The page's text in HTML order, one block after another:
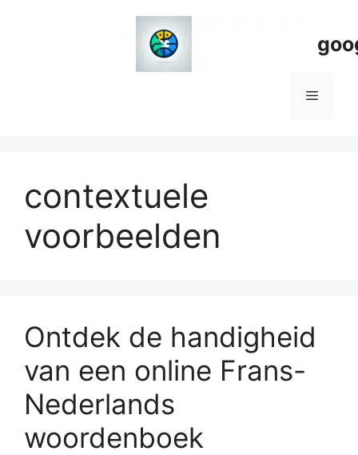
Menu
contextuele
voorbeelden
Ontdek de handigheid
van een online Frans-
Nederlands
woordenboek